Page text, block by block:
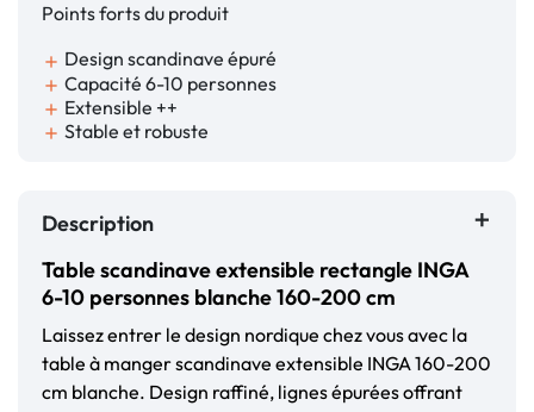
Points forts du produit
add Design scandinave épuré
add Capacité 6-10 personnes
add Extensible ++
add Stable et robuste
Description
Table scandinave extensible rectangle INGA
6-10 personnes blanche 160-200 cm
Laissez entrer le design nordique chez vous avec la
table à manger scandinave extensible INGA 160-200
cm blanche. Design raffiné, lignes épurées offrant